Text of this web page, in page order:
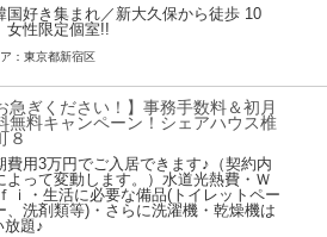
国好き集まれ／新大久保から徒歩 10
女性限定個室!!
：東京都新宿区
急ぎください！】事務手数料＆初月
無料キャンペーン！シェアハウス椎
８
費用3万円でご入居できます♪（契約内
よって変動します。）水道光熱費・Ｗ
ｆｉ・生活に必要な備品(トイレットペー
、洗剤類等)・さらに洗濯機・乾燥機は
放題♪